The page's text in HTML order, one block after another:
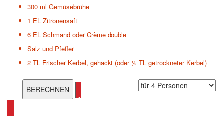
300 ml Gemüsebrühe
1 EL Zitronensaft
6 EL Schmand oder Crème double
Salz und Pfeffer
2 TL Frischer Kerbel, gehackt (oder ½ TL getrockneter Kerbel)
alle Pilzrezepte ansehen